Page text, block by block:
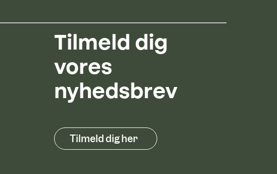
Tilmeld dig
vores
nyhedsbrev
Tilmeld dig her